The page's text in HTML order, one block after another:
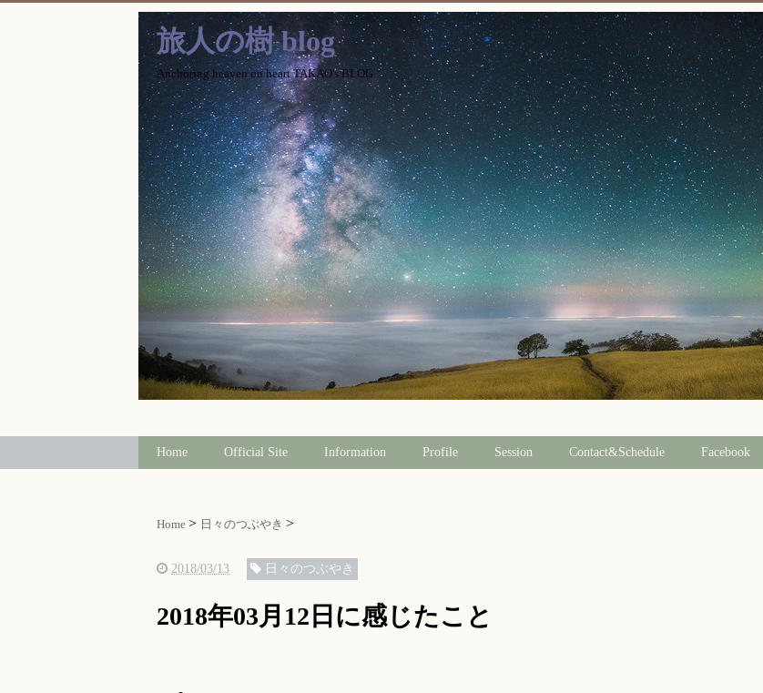
旅人の樹 blog
Anchoring heaven on heart TAKAO's BLOG
Home Official Site Information Profile Session Contact&Schedule Facebook
Home 日々のつぶやき
2018/03/13 日々のつぶやき
2018年03月12日に感じたこと